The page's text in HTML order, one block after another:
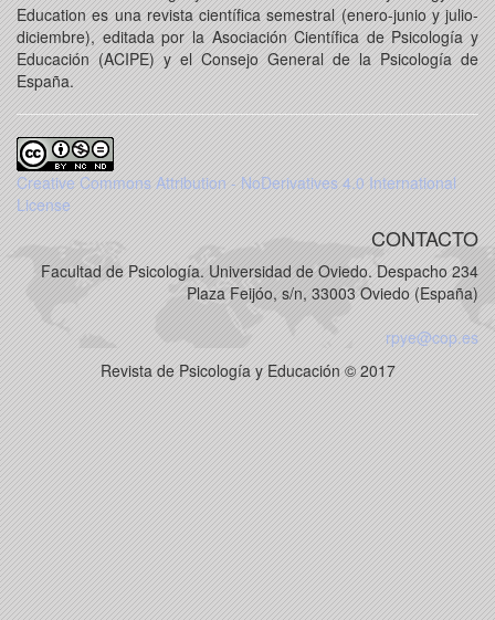
Education es una revista científica semestral (enero-junio y julio-
diciembre), editada por la Asociación Científica de Psicología y
Educación (ACIPE) y el Consejo General de la Psicología de
España.
Creative Commons Attribution - NoDerivatives 4.0 International
License
CONTACTO
Facultad de Psicología. Universidad de Oviedo. Despacho 234
Plaza Feijóo, s/n, 33003 Oviedo (España)
rpye@cop.es
Revista de Psicología y Educación © 2017